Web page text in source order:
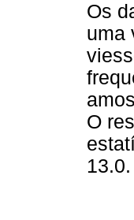
Os
uma
O
13.0.